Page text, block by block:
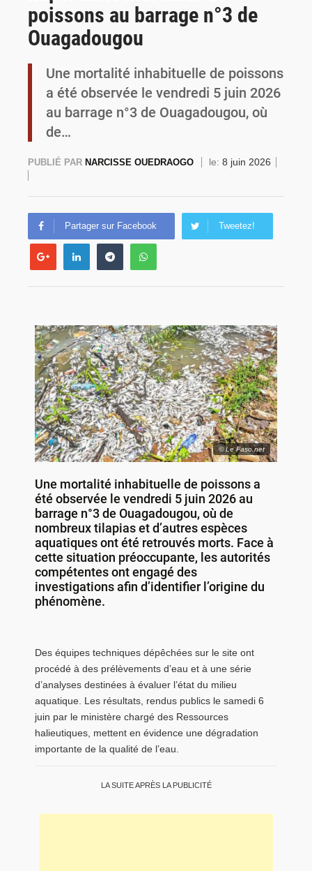
poissons au barrage n°3 de
Ouagadougou
Une mortalité inhabituelle de poissons
a été observée le vendredi 5 juin 2026
au barrage n°3 de Ouagadougou, où
de…
PUBLIÉ PAR NARCISSE OUEDRAOGO le: 8 juin 2026
Partager sur Facebook Tweetez!
© Le Faso.net
Une mortalité inhabituelle de poissons a
été observée le vendredi 5 juin 2026 au
barrage n°3 de Ouagadougou, où de
nombreux tilapias et d’autres espèces
aquatiques ont été retrouvés morts. Face à
cette situation préoccupante, les autorités
compétentes ont engagé des
investigations afin d’identifier l’origine du
phénomène.
Des équipes techniques dépêchées sur le site ont
procédé à des prélèvements d’eau et à une série
d’analyses destinées à évaluer l’état du milieu
aquatique. Les résultats, rendus publics le samedi 6
juin par le ministère chargé des Ressources
halieutiques, mettent en évidence une dégradation
importante de la qualité de l’eau.
LA SUITE APRÈS LA PUBLICITÉ